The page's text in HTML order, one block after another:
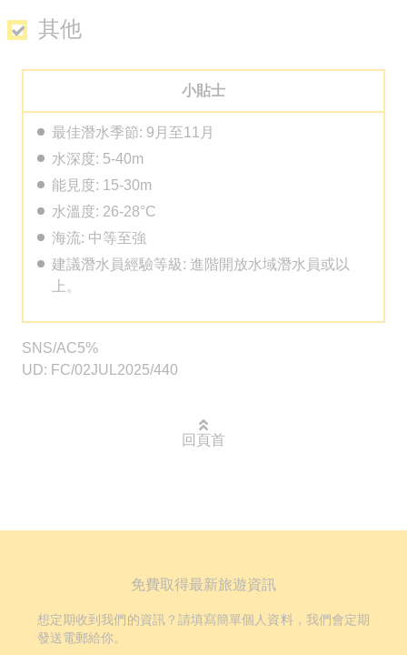
其他
小貼士
最佳潛水季節: 9月至11月
水深度: 5-40m
能見度: 15-30m
水溫度: 26-28°C
海流: 中等至強
建議潛水員經驗等級: 進階開放水域潛水員或以
上。
SNS/AC5%
UD: FC/02JUL2025/440
回頁首
免費取得最新旅遊資訊
想定期收到我們的資訊？請填寫簡單個人資料，我們會定期
發送電郵給你。